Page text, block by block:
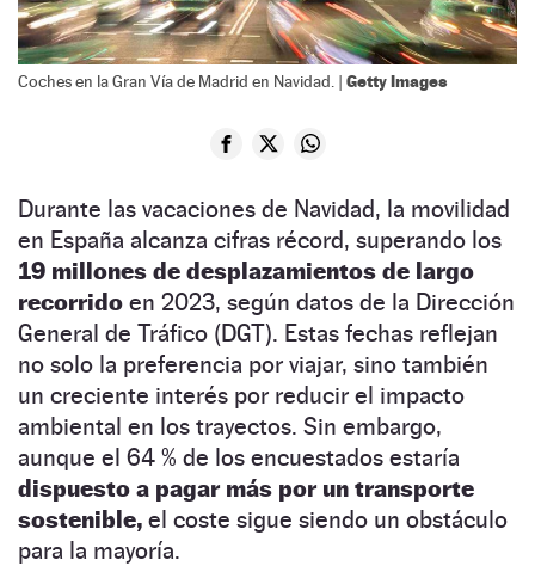
Coches en la Gran Vía de Madrid en Navidad. | Getty Images
Durante las vacaciones de Navidad, la movilidad
en España alcanza cifras récord, superando los
19 millones de desplazamientos de largo
recorrido en 2023, según datos de la Dirección
General de Tráfico (DGT). Estas fechas reflejan
no solo la preferencia por viajar, sino también
un creciente interés por reducir el impacto
ambiental en los trayectos. Sin embargo,
aunque el 64 % de los encuestados estaría
dispuesto a pagar más por un transporte
sostenible, el coste sigue siendo un obstáculo
para la mayoría.